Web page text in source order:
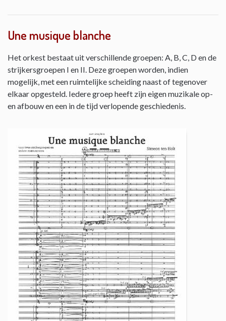
Une musique blanche
Het orkest bestaat uit verschillende groepen: A, B, C, D en de
strijkersgroepen I en II. Deze groepen worden, indien
mogelijk, met een ruimtelijke scheiding naast of tegenover
elkaar opgesteld. Iedere groep heeft zijn eigen muzikale op-
en afbouw en een in de tijd verlopende geschiedenis.